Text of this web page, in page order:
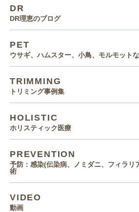
DR
DR理恵のブログ
PET
ウサギ、ハムスター、小鳥、モルモット
TRIMMING
トリミング事例集
HOLISTIC
ホリスティック医療
PREVENTION
予防：感染(伝染病、ノミダニ、フィラリ
術
VIDEO
動画